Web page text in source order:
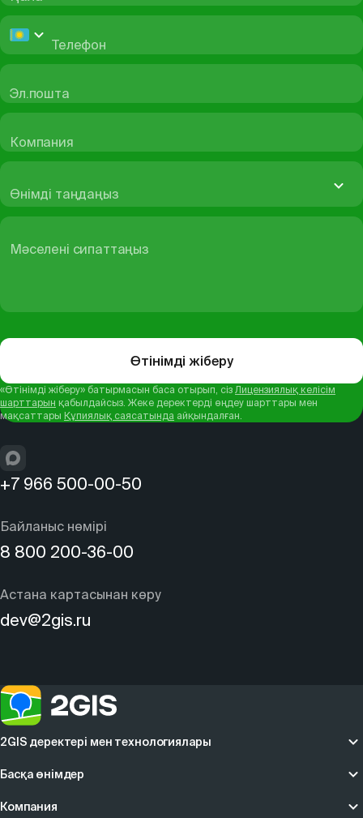
Телефон
Эл.пошта
Компания
Өнімді таңдаңыз
Мәселені сипаттаңыз
Өтінімді жіберу
«Өтінімді жіберу» батырмасын баса отырып, сіз Лицензиялық келісім
шарттарын қабылдайсыз. Жеке деректерді өңдеу шарттары мен
мақсаттары Құпиялық саясатында айқындалған.
+7 966 500-00-50
Байланыс нөмірі
8 800 200-36-00
Астана картасынан көру
dev@2gis.ru
2GIS деректері мен технологиялары
Басқа өнімдер
Компания